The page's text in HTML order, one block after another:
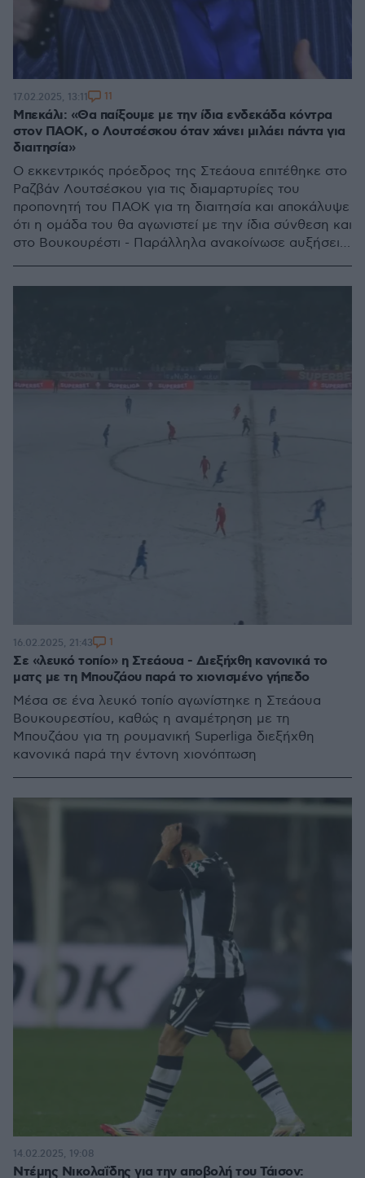
Μπεκάλι: «Θα παίξουμε με την ίδια ενδεκάδα κόντρα
στον ΠΑΟΚ, ο Λουτσέσκου όταν χάνει μιλάει πάντα για
διαιτησία»
Ο εκκεντρικός πρόεδρος της Στεάουα επιτέθηκε στο
Ραζβάν Λουτσέσκου για τις διαμαρτυρίες του
προπονητή του ΠΑΟΚ για τη διαιτησία και αποκάλυψε
ότι η ομάδα του θα αγωνιστεί με την ίδια σύνθεση και
στο Βουκουρέστι - Παράλληλα ανακοίνωσε αυξήσεις
17.02.2025, 13:11 11
Σε «λευκό τοπίο» η Στεάουα - Διεξήχθη κανονικά το
ματς με τη Μπουζάου παρά το χιoνισμένο γήπεδο
Μέσα σε ένα λευκό τοπίο αγωνίστηκε η Στεάουα
Βουκουρεστίου, καθώς η αναμέτρηση με τη
Μπουζάου για τη ρουμανική Superliga διεξήχθη
κανονικά παρά την έντονη χιονόπτωση
16.02.2025, 21:43 1
Ντέμης Νικολαΐδης για την αποβολή του Τάισον:
14.02.2025, 19:08